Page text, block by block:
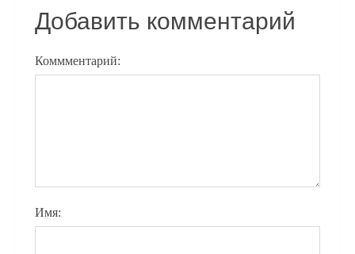
Добавить комментарий
Коммментарий:
Имя: